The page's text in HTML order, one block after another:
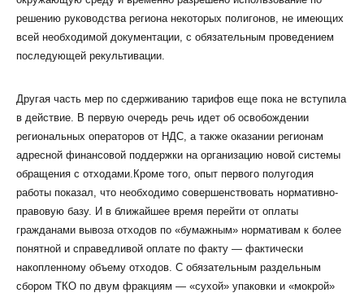
решению руководства региона некоторых полигонов, не имеющих
всей необходимой документации, с обязательным проведением
последующей рекультивации.
Другая часть мер по сдерживанию тарифов еще пока не вступила
в действие. В первую очередь речь идет об освобождении
региональных операторов от НДС, а также оказании регионам
адресной финансовой поддержки на организацию новой системы
обращения с отходами.Кроме того, опыт первого полугодия
работы показал, что необходимо совершенствовать нормативно-
правовую базу. И в ближайшее время перейти от оплаты
гражданами вывоза отходов по «бумажным» нормативам к более
понятной и справедливой оплате по факту — фактически
накопленному объему отходов. С обязательным раздельным
сбором ТКО по двум фракциям — «сухой» упаковки и «мокрой»